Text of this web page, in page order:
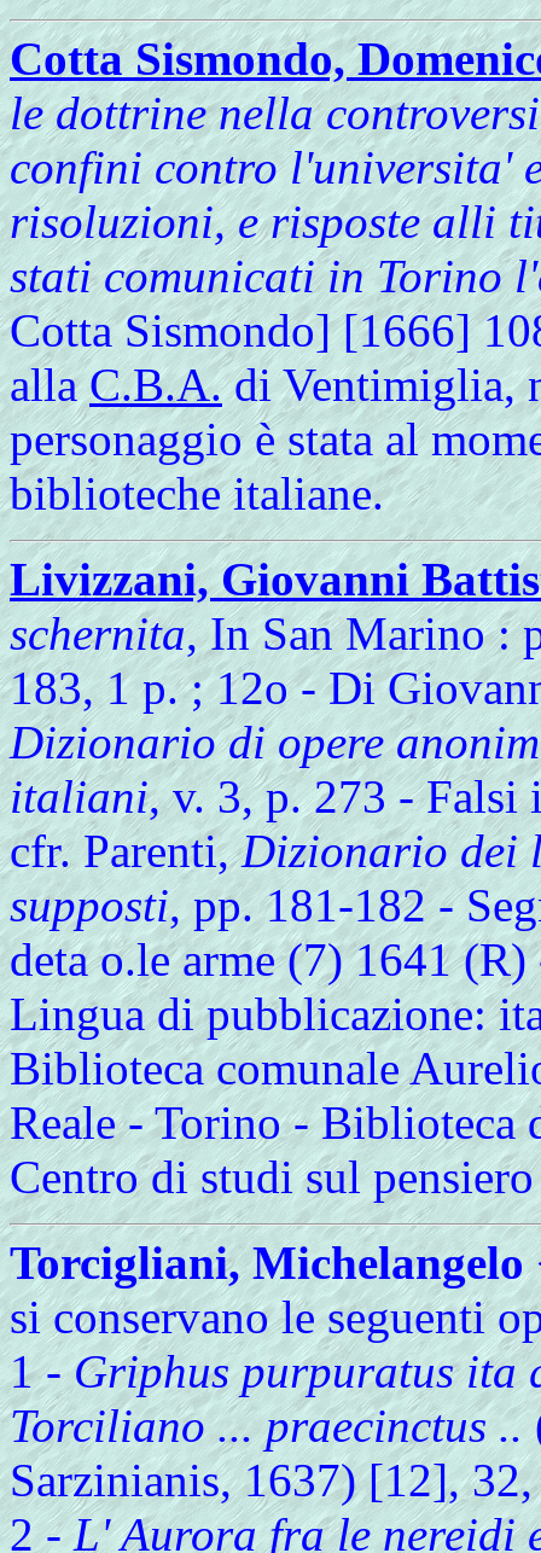
Cotta Sismondo,
le dottrine nella
confini contro l'universita'
risoluzioni, e risposte alli
stati comunicati in Torino
Cotta Sismondo] [1666]
allaC.B.A.di Ventimiglia,
personaggio è stata al
biblioteche italiane.
Livizzani, Giovanni
schernita, In San Marino :
183, 1 p. ; 12o - Di
Dizionario di opere
italiani, v. 3, p. 273 -
cfr. Parenti,Dizionario dei
supposti, pp. 181-182 -
deta o.le arme (7) 1641
Lingua di pubblicazione:
Biblioteca comunale
Reale - Torino -
Centro di studi sul
Torcigliani, Michelangelo
si conservano le seguenti
1 -Griphus purpuratus ita
Torciliano ... praecinctus ..
Sarzinianis, 1637) [12],
2 -L' Aurora fra le nereidi